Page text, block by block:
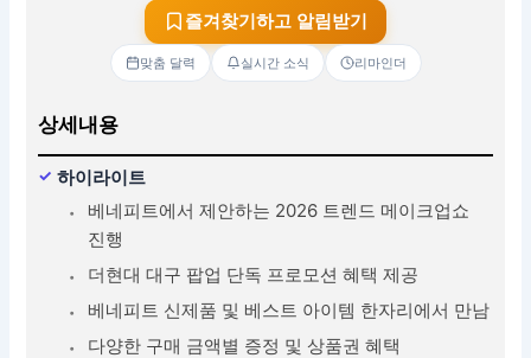
즐겨찾기하고 알림받기
맞춤 달력 실시간 소식 리마인더
상세내용
하이라이트
베네피트에서 제안하는 2026 트렌드 메이크업쇼
진행
더현대 대구 팝업 단독 프로모션 혜택 제공
베네피트 신제품 및 베스트 아이템 한자리에서 만남
다양한 구매 금액별 증정 및 상품권 혜택